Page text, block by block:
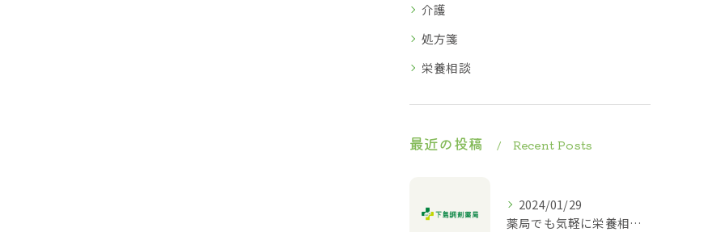
介護
処方箋
栄養相談
最近の投稿 Recent Posts
2024/01/29
薬局でも気軽に栄養相談ができる！